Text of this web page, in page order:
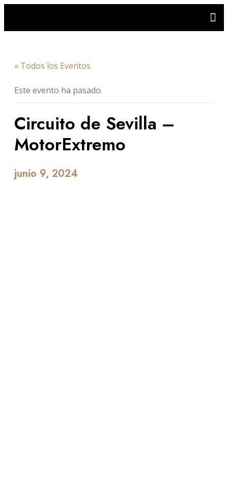
« Todos los Eventos
Este evento ha pasado.
Circuito de Sevilla –
MotorExtremo
junio 9, 2024